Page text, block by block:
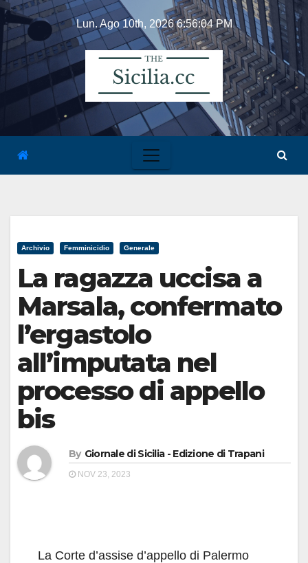
Skip
content
Lun. Ago 10th, 20266:56:04 PM
Archivio Femminicidio Generale
La ragazza uccisa a
Marsala, confermato
l’ergastolo
all’imputata nel
processo di appello
bis
By Giornale di Sicilia - Edizione di Trapani
NOV 23, 2023
La Corte d’assise d’appello di Palermo